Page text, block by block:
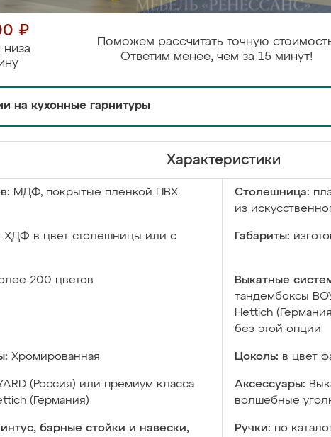
₽
низа
Поможем рассчитать точную
Ответим менее, чем за 15 минут!
на кухонные гарнитуры
Характеристики
МДФ, покрытые плёнкой ПВХ Столешница:
из
ХДФ в цвет столешницы или с
Габариты:
200 цветов Выкатные
тандембоксы
Hettich
без этой опции
Хромированная Цоколь: в цвет
(Россия) или премиум класса
(Германия)
Аксессуары:
волшебные
барные стойки и навески,
Ручки: по